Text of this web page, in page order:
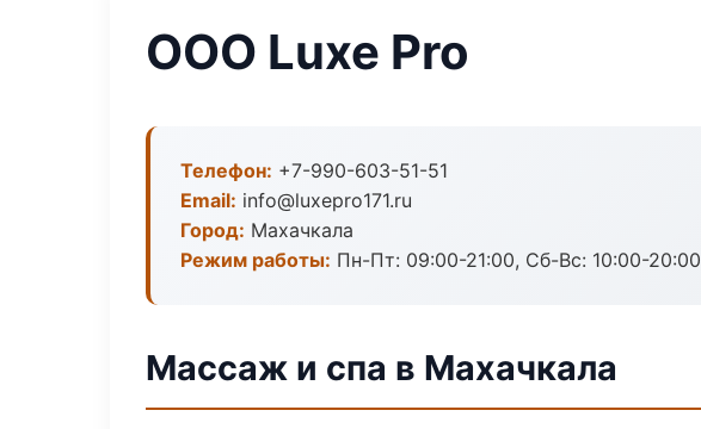
ООО Luxe Pro
Телефон: +7-990-603-51-51
Email: info@luxepro171.ru
Город: Махачкала
Режим работы: Пн-Пт: 09:00-21:00, Сб-Вс: 10:00-20:00
Массаж и спа в Махачкала